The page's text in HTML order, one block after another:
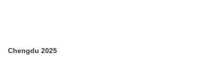
Chengdu 2025